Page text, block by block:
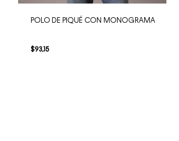
POLO DE PIQUÉ CON MONOGRAMA
$93,15